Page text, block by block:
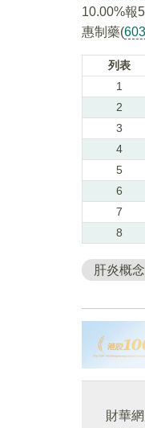
10.00%報
惠制藥(
列表
1
2
3
4
5
6
7
8
肝炎概念
財華